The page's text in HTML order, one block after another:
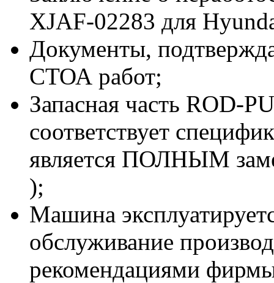
XJAF-02283 для
Документы,
СТОА работ;
Запасная часть ROD-
соответствует
является ПОЛНЫМ
);
Машина
обслуживание
рекомендациями